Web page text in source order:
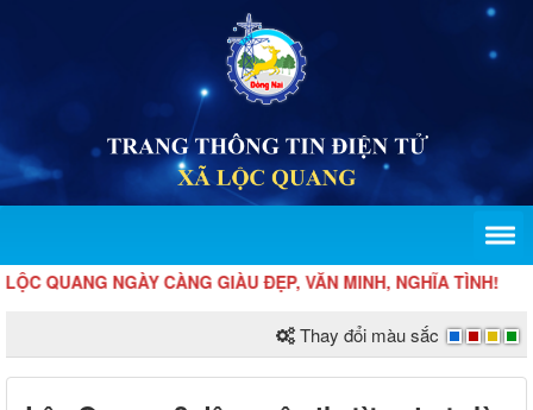
CÀNG GIÀU ĐẸP, VĂN MINH, NGHĨA TÌNH!
Thay đổi màu sắc